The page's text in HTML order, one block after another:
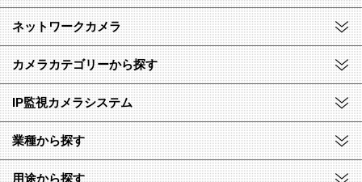
ネットワークカメラ
カメラカテゴリーから探す
IP監視カメラシステム
業種から探す
用途から探す